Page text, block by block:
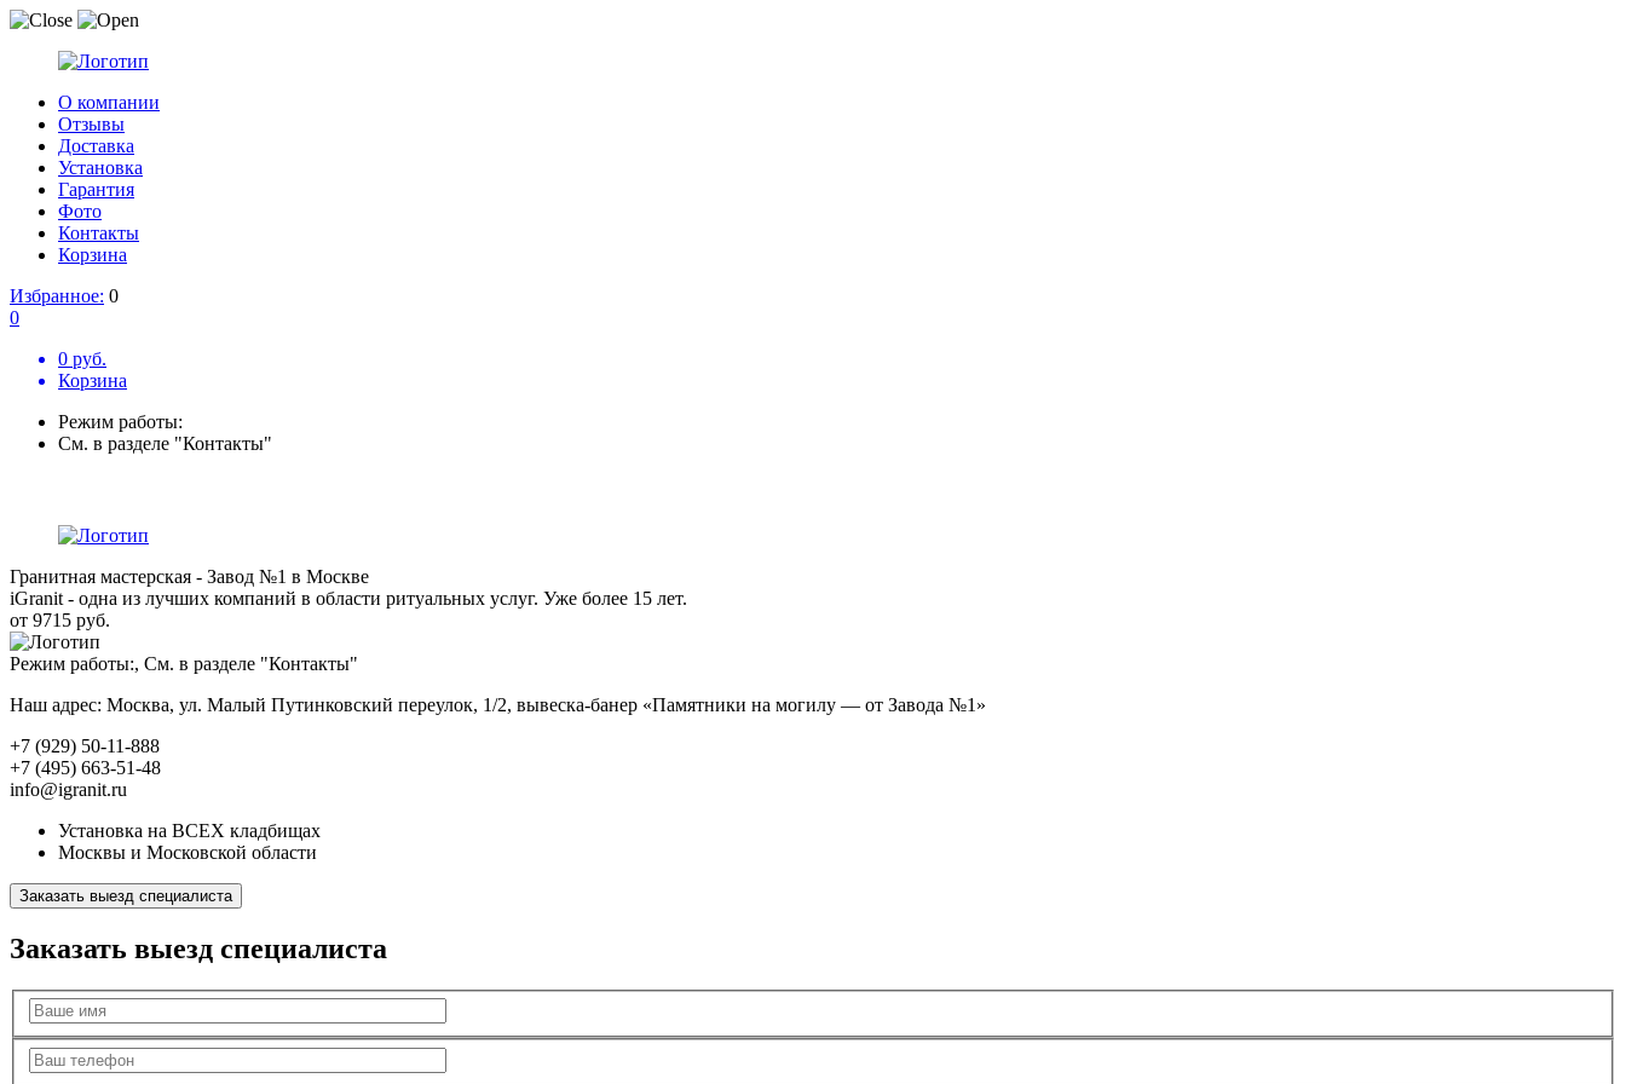
О компании
Отзывы
Доставка
Установка
Гарантия
Фото
Контакты
Корзина
Избранное: 0
0
0 руб.
Корзина
Режим работы:
См. в разделе "Контакты"
Гранитная мастерская - Завод №1 в Москве
iGranit - одна из лучших компаний в области ритуальных услуг. Уже более 15 лет.
от 9715 руб.
Режим работы:, См. в разделе "Контакты"
Наш адрес: Москва, ул. Малый Путинковский переулок, 1/2, вывеска-банер «Памятники на могилу — от Завода №1»
+7 (929) 50-11-888
+7 (495) 663-51-48
info@igranit.ru
Установка на ВСЕХ кладбищах
Москвы и Московской области
Заказать выезд специалиста
Заказать выезд специалиста